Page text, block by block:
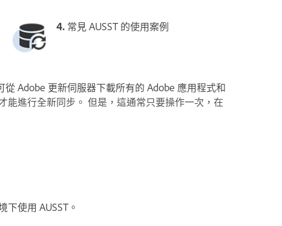
4. 常見 AUSST 的使用案例
從 Adobe 更新伺服器下載所有的 Adobe 應用程式和
能進行全新同步。 但是，這通常只要操作一次，在
使用 AUSST。